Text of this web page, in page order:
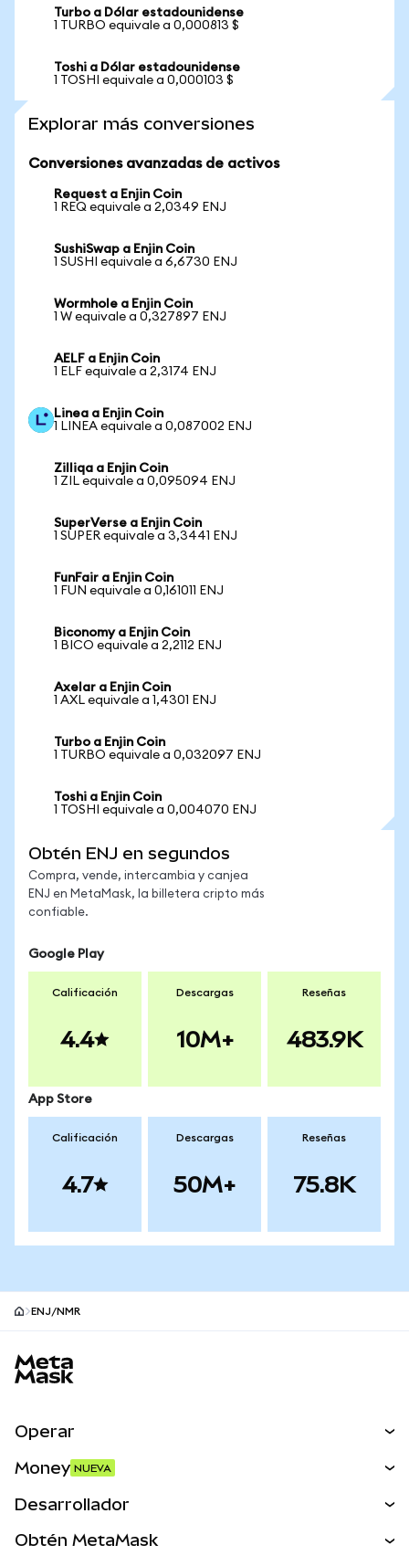
Turbo a Dólar estadounidense
1 TURBO equivale a 0,000813 $
Toshi a Dólar estadounidense
1 TOSHI equivale a 0,000103 $
Explorar más conversiones
Conversiones avanzadas de activos
Request a Enjin Coin
1 REQ equivale a 2,0349 ENJ
SushiSwap a Enjin Coin
1 SUSHI equivale a 6,6730 ENJ
Wormhole a Enjin Coin
1 W equivale a 0,327897 ENJ
AELF a Enjin Coin
1 ELF equivale a 2,3174 ENJ
Linea a Enjin Coin
1 LINEA equivale a 0,087002 ENJ
Zilliqa a Enjin Coin
1 ZIL equivale a 0,095094 ENJ
SuperVerse a Enjin Coin
1 SUPER equivale a 3,3441 ENJ
FunFair a Enjin Coin
1 FUN equivale a 0,161011 ENJ
Biconomy a Enjin Coin
1 BICO equivale a 2,2112 ENJ
Axelar a Enjin Coin
1 AXL equivale a 1,4301 ENJ
Turbo a Enjin Coin
1 TURBO equivale a 0,032097 ENJ
Toshi a Enjin Coin
1 TOSHI equivale a 0,004070 ENJ
Obtén ENJ en segundos
Compra, vende, intercambia y canjea
ENJ en MetaMask, la billetera cripto más
confiable.
Google Play
Calificación
4.4
Descargas
10M+
Reseñas
483.9K
App Store
Calificación
4.7
Descargas
50M+
Reseñas
75.8K
ENJ/NMR
Operar
Activos del mundo real
Money NUEVA
Desarrollador
Obtén MetaMask